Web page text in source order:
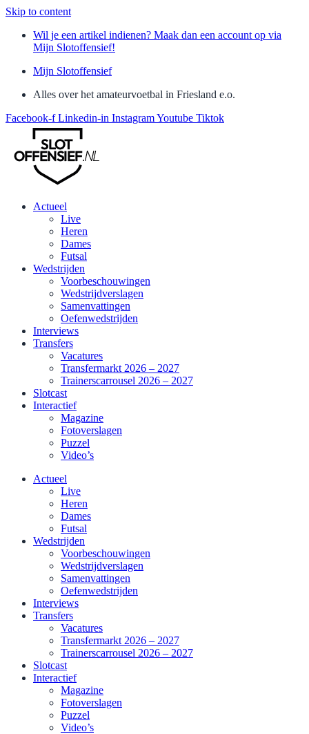
Skip to content
Wil je een artikel indienen? Maak dan een account op via
Mijn Slotoffensief!
Mijn Slotoffensief
Alles over het amateurvoetbal in Friesland e.o.
Facebook-f Linkedin-in InstagramYoutube Tiktok
Actueel
Live
Heren
Dames
Futsal
Wedstrijden
Voorbeschouwingen
Wedstrijdverslagen
Samenvattingen
Oefenwedstrijden
Interviews
Transfers
Vacatures
Transfermarkt 2026 – 2027
Trainerscarrousel 2026 – 2027
Slotcast
Interactief
Magazine
Fotoverslagen
Puzzel
Video’s
Actueel
Live
Heren
Dames
Futsal
Wedstrijden
Voorbeschouwingen
Wedstrijdverslagen
Samenvattingen
Oefenwedstrijden
Interviews
Transfers
Vacatures
Transfermarkt 2026 – 2027
Trainerscarrousel 2026 – 2027
Slotcast
Interactief
Magazine
Fotoverslagen
Puzzel
Video’s